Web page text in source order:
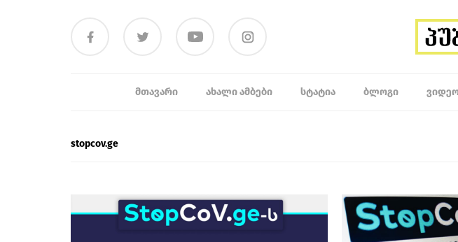
ᲛᲗᲐᲕᲐᲠᲘ ᲐᲮᲐᲚᲘ ᲐᲛᲑᲔᲑᲘ ᲡᲢᲐᲢᲘᲐ ᲑᲚᲝᲒᲘ
stopcov.ge